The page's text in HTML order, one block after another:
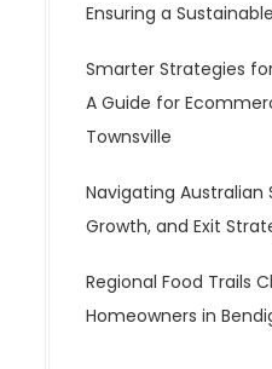
Ensuring a
Smarter Strategies
A Guide for
Townsville
Navigating Australian
Growth, and Exit
Regional Food Trails
Homeowners in